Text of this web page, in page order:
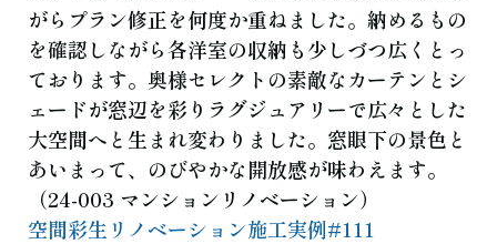
がらプラン修正を何度か重ねました。納めるもの
を確認しながら各洋室の収納も少しづつ広くとっ
ております。奥様セレクトの素敵なカーテンとシ
ェードが窓辺を彩りラグジュアリーで広々とした
大空間へと生まれ変わりました。窓眼下の景色と
あいまって、のびやかな開放感が味わえます。
（24-003 マンションリノベーション）
空間彩生リノベーション施工実例#111